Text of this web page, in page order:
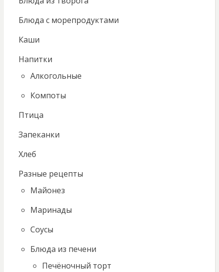
Блюда с морепродуктами
Каши
Напитки
Алкогольные
Компоты
Птица
Запеканки
Хлеб
Разные рецепты
Майонез
Маринады
Соусы
Блюда из печени
Печёночный торт